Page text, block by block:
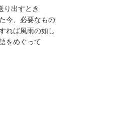
り出すとき
今、必要なもの
れば風雨の如し
をめぐって